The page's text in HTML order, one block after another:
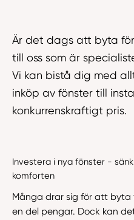
Är det dags att byta
till oss som är
Vi kan bistå dig med
inköp av fönster till
konkurrenskraftigt pris.
Investera i nya fönster -
komforten
Många drar sig för att byta
en del pengar. Dock kan